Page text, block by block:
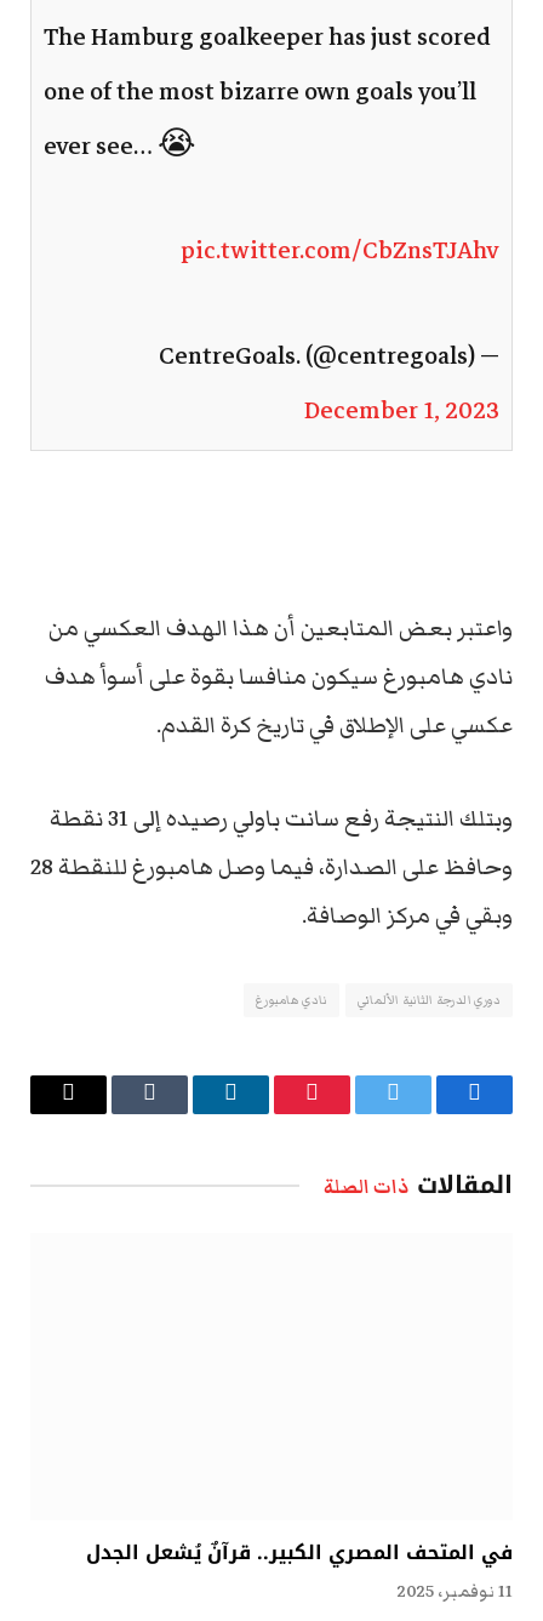
The Hamburg goalkeeper has just scored
one of the most bizarre own goals you’ll
ever see… 😭
pic.twitter.com/CbZnsTJAhv
— CentreGoals. (@centregoals)
December 1, 2023
واعتبر بعض المتابعين أن هذا الهدف العكسي من
نادي هامبورغ سيكون منافسا بقوة على أسوأ هدف
عكسي على الإطلاق في تاريخ كرة القدم.
وبتلك النتيجة رفع سانت باولي رصيده إلى 31 نقطة
وحافظ على الصدارة، فيما وصل هامبورغ للنقطة 28
وبقي في مركز الوصافة.
دوري الدرجة الثانية الألماني نادي هامبورغ
فيسبوك تويتر بينتيريستلينكدإن Tumblr
البريد
المقالات ذات الصلة
في المتحف المصري الكبير.. قرآنٌ يُشعل الجدل
11 نوفمبر، 2025